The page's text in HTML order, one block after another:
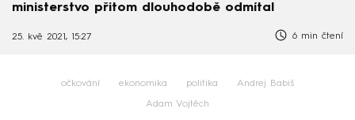
ministerstvo přitom dlouhodobě odmítal
25. kvě 2021, 15:27 6 min čtení
očkování ekonomika politika Andrej Babiš
Adam Vojtěch